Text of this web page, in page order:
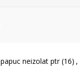
papuc neizolat ptr (16) ,